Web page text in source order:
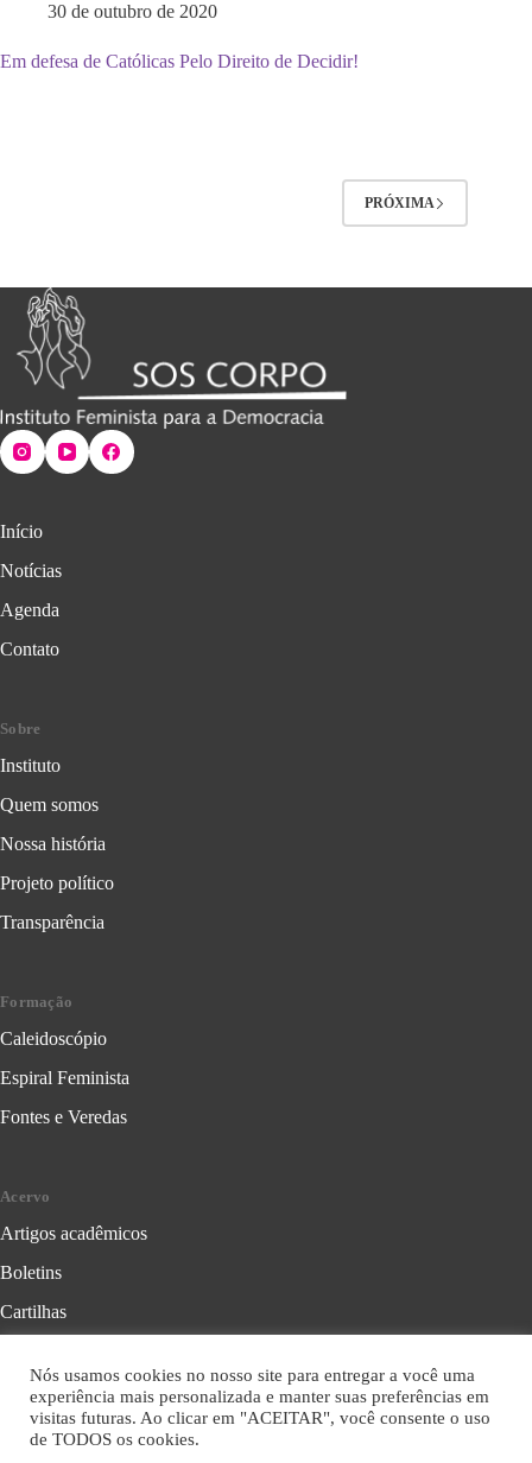
30 de outubro de 2020
Em defesa de Católicas Pelo Direito de Decidir!
PRÓXIMA
Início
Notícias
Agenda
Contato
Sobre
Instituto
Quem somos
Nossa história
Projeto político
Transparência
Formação
Caleidoscópio
Espiral Feminista
Fontes e Veredas
Acervo
Artigos acadêmicos
Boletins
Cartilhas
Folhetos
Livros
Nós usamos cookies no nosso site para entregar a você uma
experiência mais personalizada e manter suas preferências em
visitas futuras. Ao clicar em "ACEITAR", você consente o uso
de TODOS os cookies.